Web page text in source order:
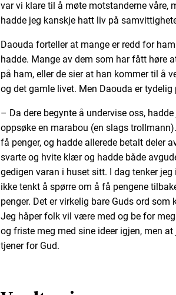
var vi klare til å møte motstanderne våre,
hadde jeg kanskje hatt liv på
Daouda forteller at mange er redd for
hadde. Mange av dem som har fått høre
på ham, eller de sier at han kommer til å
og det gamle livet. Men Daouda er
– Da dere begynte å undervise oss,
oppsøke en marabou (en slags
få penger, og hadde allerede betalt deler
svarte og hvite klær og hadde både
gedigen varan i huset sitt. I dag tenker
ikke tenkt å spørre om å få pengene
penger. Det er virkelig bare Guds ord som
Jeg håper folk vil være med og be for
og friste meg med sine ideer igjen, men
tjener for Gud.